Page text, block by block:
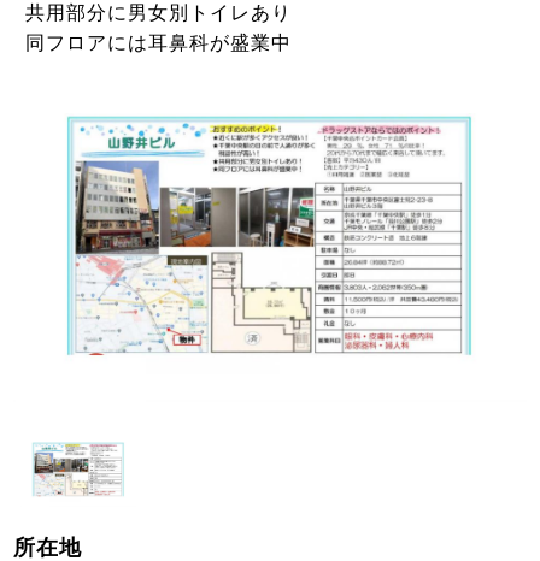
共用部分に男女別トイレあり
同フロアには耳鼻科が盛業中
所在地